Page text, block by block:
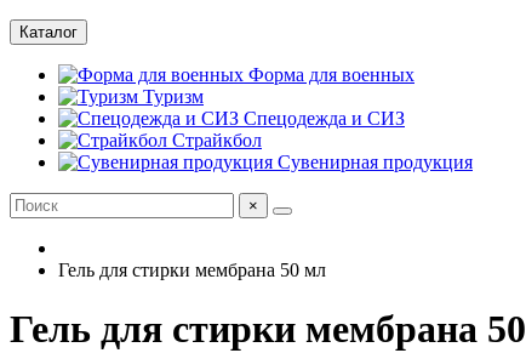
Каталог
Форма для военных
Туризм
Спецодежда и СИЗ
Страйкбол
Сувенирная продукция
×
Гель для стирки мембрана 50 мл
Гель для стирки мембрана